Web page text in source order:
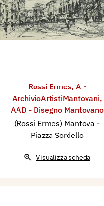
Rossi Ermes, A -
ArchivioArtistiMantovani,
AAD - Disegno Mantovano
(Rossi Ermes) Mantova -
Piazza Sordello
Visualizza scheda